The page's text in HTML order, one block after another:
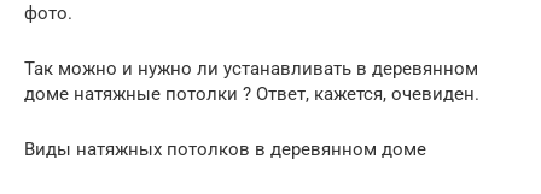
фото.
Так можно и нужно ли устанавливать в деревянном
доме натяжные потолки ? Ответ, кажется, очевиден.
Виды натяжных потолков в деревянном доме